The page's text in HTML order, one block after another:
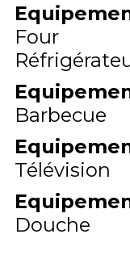
Four
Barbecue
Télévision
Douche